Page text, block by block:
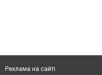
Реклама на сайті